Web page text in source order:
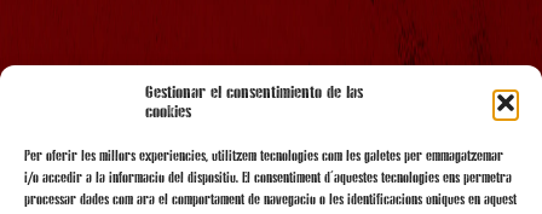
Gestionar el consentimiento de las
cookies
Per oferir les millors experiències, utilitzem tecnologies com les galetes per emmagatzemar
i/o accedir a la informació del dispositiu. El consentiment d'aquestes tecnologies ens permetrà
processar dades com ara el comportament de navegació o les identificacions úniques en aquest
AMB EL SUPORT